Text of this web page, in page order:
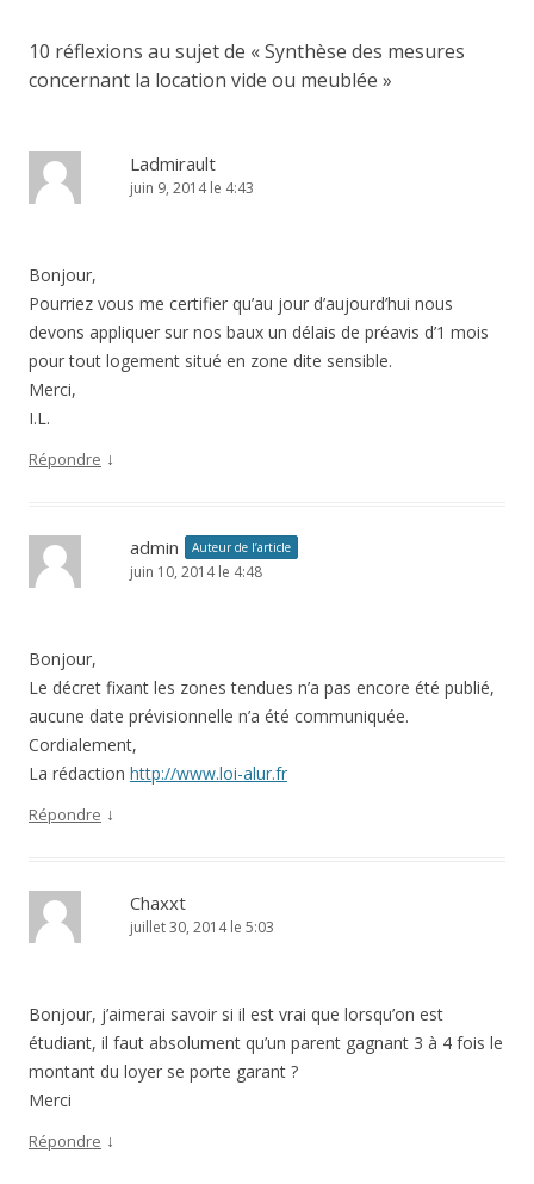
10 réflexions au sujet de «Synthèse des mesures
concernant la location vide ou meublée »
Ladmirault
juin 9, 2014 le 4:43
Bonjour,
Pourriez vous me certifier qu’au jour d’aujourd’hui nous
devons appliquer sur nos baux un délais de préavis d’1 mois
pour tout logement situé en zone dite sensible.
Merci,
I.L.
Répondre ↓
admin Auteur de l’article
juin 10, 2014 le 4:48
Bonjour,
Le décret fixant les zones tendues n’a pas encore été publié,
aucune date prévisionnelle n’a été communiquée.
Cordialement,
La rédaction http://www.loi-alur.fr
Répondre ↓
Chaxxt
juillet 30, 2014 le 5:03
Bonjour, j’aimerai savoir si il est vrai que lorsqu’on est
étudiant, il faut absolument qu’un parent gagnant 3 à 4 fois le
montant du loyer se porte garant ?
Merci
Répondre ↓